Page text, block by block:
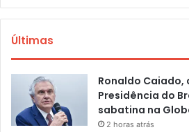
Últimas
Ronaldo
Presidência do
sabatina na
2 horas atrás